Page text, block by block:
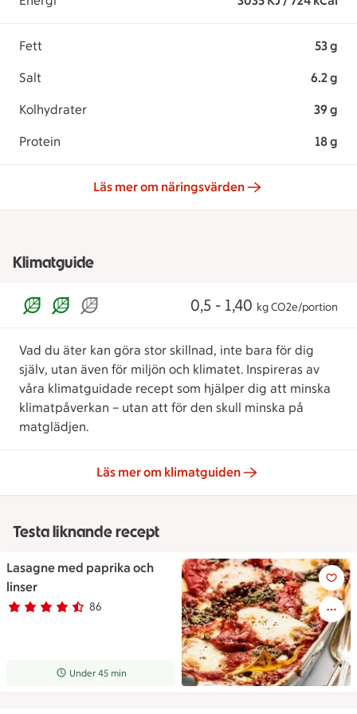
Fett 53 g
Salt 6.2 g
Kolhydrater 39 g
Protein 18 g
Läs mer om näringsvärden
Klimatguide
0,5 - 1,40 kg CO2e/portion
Vad du äter kan göra stor skillnad, inte bara för dig
själv, utan även för miljön och klimatet. Inspireras av
våra klimatguidade recept som hjälper dig att minska
klimatpåverkan – utan att för den skull minska på
matglädjen.
Läs mer om klimatguiden
Testa liknande recept
Lasagne med paprika och
linser
Betyg 4.3 av 5. 86
86 personer har röstat
Receptet tar Under 45 min att tillaga
Under 45 min
Lasagne med paprika och